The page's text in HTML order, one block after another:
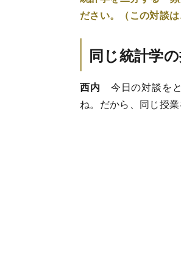
ださい。（この対談
同じ統計学
西内 今日の対談を
ね。だから、同じ授